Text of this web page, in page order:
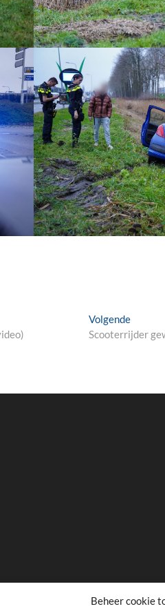
Beheer cookie
VolgendeNext
post:
Scooterrijder